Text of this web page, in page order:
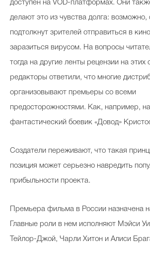
доступен на VOD-платформах. Они
делают это из чувства долга: возможно,
подтолкнут зрителей отправиться в
заразиться вирусом. На вопросы
тогда на другие ленты рецензии на этих
редакторы ответили, что многие
организовывают премьеры со всеми
предосторожностями. Как, например,
фантастический боевик «Довод»
Создатели переживают, что такая
позиция может серьезно навредить
прибыльности проекта.
Премьера фильма в России назначена
Главные роли в нем исполняют Мэйси
Тейлор-Джой, Чарли Хитон и Алиси